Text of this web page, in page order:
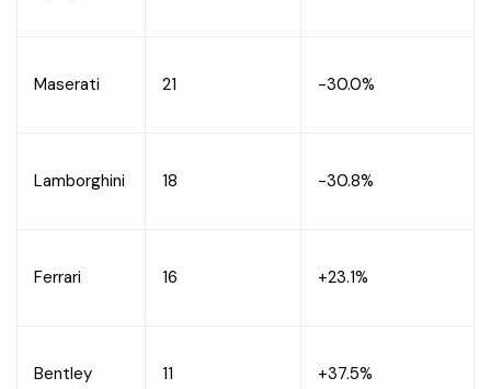
Maserati 21 -30.0%
Lamborghini 18 -30.8%
Ferrari 16 +23.1%
Bentley 11 +37.5%